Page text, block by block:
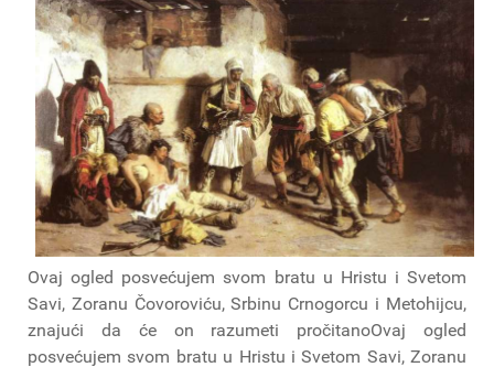
Ovaj ogled posvećujem svom bratu u Hristu i Svetom
Savi, Zoranu Čovoroviću, Srbinu Crnogorcu i Metohijcu,
znajući da će on razumeti pročitanoOvaj ogled
posvećujem svom bratu u Hristu i Svetom Savi, Zoranu